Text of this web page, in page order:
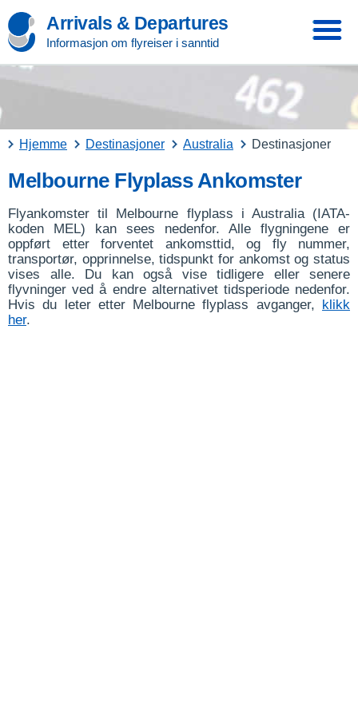
Arrivals & Departures
Informasjon om flyreiser i sanntid
Hjemme Destinasjoner Australia Destinasjoner
Melbourne Flyplass Ankomster
Flyankomster til Melbourne flyplass i Australia (IATA-
koden MEL) kan sees nedenfor. Alle flygningene er
oppført etter forventet ankomsttid, og fly nummer,
transportør, opprinnelse, tidspunkt for ankomst og status
vises alle. Du kan også vise tidligere eller senere
flyvninger ved å endre alternativet tidsperiode nedenfor.
Hvis du leter etter Melbourne flyplass avganger, klikk
her.